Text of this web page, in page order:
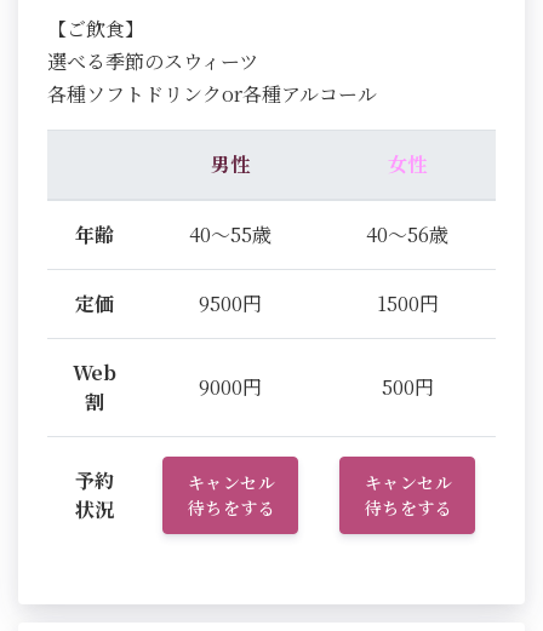
【ご飲食】
選べる季節のスウィーツ
各種ソフトドリンクor各種アルコール
男性 女性
年齢 40～55歳 40～56歳
定価 9500円 1500円
Web
割
9000円 500円
予約
状況
キャンセル
待ちをする
キャンセル
待ちをする